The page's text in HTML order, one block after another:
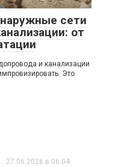
сети
от
и канализации
Это
27.06.2026 в 06:04